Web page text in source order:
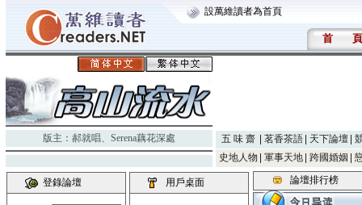
設萬維讀者為首頁
首 頁
版主： 郝就唱、 Serena藕花深處 五 味 齋 茗香茶語 天下論壇
史地人物
軍事天地 跨國婚姻
登錄論壇 用戶桌面 論壇排行榜